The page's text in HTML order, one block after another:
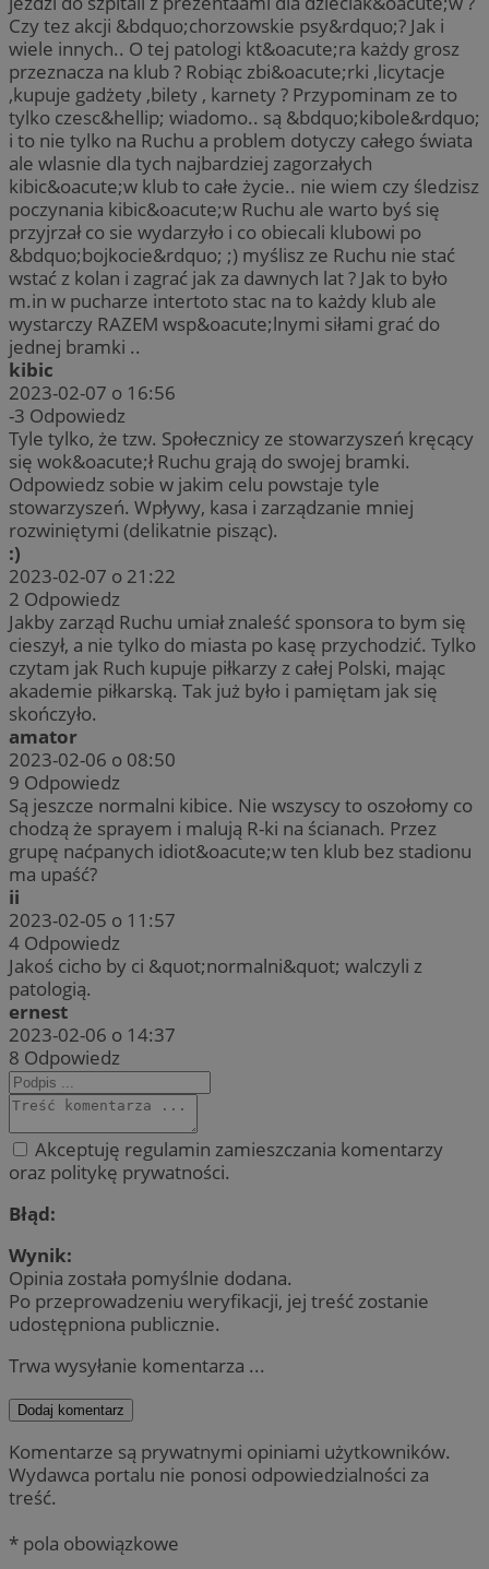
Czy tez akcji &bdquo;chorzowskie psy&rdquo;? Jak i
wiele innych.. O tej patologi kt&oacute;ra każdy grosz
przeznacza na klub ? Robiąc zbi&oacute;rki ,licytacje
,kupuje gadżety ,bilety , karnety ? Przypominam ze to
tylko czesc&hellip; wiadomo.. są &bdquo;kibole&rdquo;
i to nie tylko na Ruchu a problem dotyczy całego świata
ale wlasnie dla tych najbardziej zagorzałych
kibic&oacute;w klub to całe życie.. nie wiem czy śledzisz
poczynania kibic&oacute;w Ruchu ale warto byś się
przyjrzał co sie wydarzyło i co obiecali klubowi po
&bdquo;bojkocie&rdquo; ;) myślisz ze Ruchu nie stać
wstać z kolan i zagrać jak za dawnych lat ? Jak to było
m.in w pucharze intertoto stac na to każdy klub ale
wystarczy RAZEM wsp&oacute;lnymi siłami grać do
jednej bramki ..
kibic
2023-02-07 o 16:56
-3 Odpowiedz
Tyle tylko, że tzw. Społecznicy ze stowarzyszeń kręcący
się wok&oacute;ł Ruchu grają do swojej bramki.
Odpowiedz sobie w jakim celu powstaje tyle
stowarzyszeń. Wpływy, kasa i zarządzanie mniej
rozwiniętymi (delikatnie pisząc).
:)
2023-02-07 o 21:22
2 Odpowiedz
Jakby zarząd Ruchu umiał znaleść sponsora to bym się
cieszył, a nie tylko do miasta po kasę przychodzić. Tylko
czytam jak Ruch kupuje piłkarzy z całej Polski, mając
akademie piłkarską. Tak już było i pamiętam jak się
skończyło.
amator
2023-02-06 o 08:50
9 Odpowiedz
Są jeszcze normalni kibice. Nie wszyscy to oszołomy co
chodzą że sprayem i malują R-ki na ścianach. Przez
grupę naćpanych idiot&oacute;w ten klub bez stadionu
ma upaść?
ii
2023-02-05 o 11:57
4 Odpowiedz
Jakoś cicho by ci &quot;normalni&quot; walczyli z
patologią.
ernest
2023-02-06 o 14:37
8 Odpowiedz
Akceptuję regulamin zamieszczania komentarzy
oraz politykę prywatności.
Błąd:
Wynik:
Opinia została pomyślnie dodana.
Po przeprowadzeniu weryfikacji, jej treść zostanie
udostępniona publicznie.
Trwa wysyłanie komentarza ...
Dodaj komentarz
Komentarze są prywatnymi opiniami użytkowników.
Wydawca portalu nie ponosi odpowiedzialności za
treść.
* pola obowiązkowe